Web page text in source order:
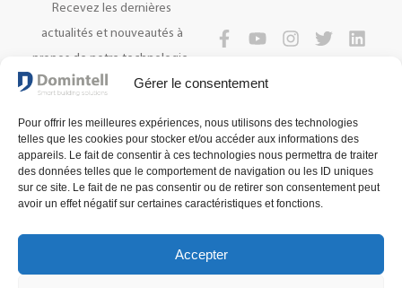
Gérer le consentement
Pour offrir les meilleures expériences, nous utilisons des technologies
telles que les cookies pour stocker et/ou accéder aux informations des
appareils. Le fait de consentir à ces technologies nous permettra de traiter
des données telles que le comportement de navigation ou les ID uniques
sur ce site. Le fait de ne pas consentir ou de retirer son consentement peut
avoir un effet négatif sur certaines caractéristiques et fonctions.
Accepter
Recevez les dernières
actualités et nouveautés à
propos de notre technologie.
S'INSCRIRE